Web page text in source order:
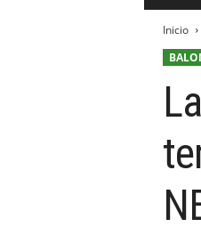
Inicio